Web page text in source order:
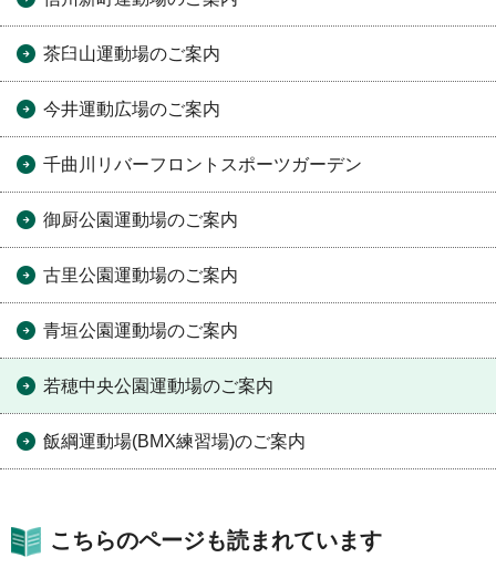
茶臼山運動場のご案内
今井運動広場のご案内
千曲川リバーフロントスポーツガーデン
御厨公園運動場のご案内
古里公園運動場のご案内
青垣公園運動場のご案内
若穂中央公園運動場のご案内
飯綱運動場(BMX練習場)のご案内
こちらのページも読まれています